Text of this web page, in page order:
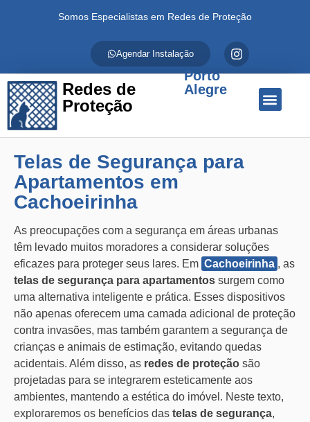
Somos Especialistas em Redes de Proteção
Agendar Instalação
Redes de
Proteção
Porto
Alegre
Telas de Segurança para
Apartamentos em
Cachoeirinha
As preocupações com a segurança em áreas urbanas
têm levado muitos moradores a considerar soluções
eficazes para proteger seus lares. Em Cachoeirinha , as
telas de segurança para apartamentos surgem como
uma alternativa inteligente e prática. Esses dispositivos
não apenas oferecem uma camada adicional de proteção
contra invasões, mas também garantem a segurança de
crianças e animais de estimação, evitando quedas
acidentais. Além disso, as redes de proteção são
projetadas para se integrarem esteticamente aos
ambientes, mantendo a estética do imóvel. Neste texto,
exploraremos os benefícios das telas de segurança,